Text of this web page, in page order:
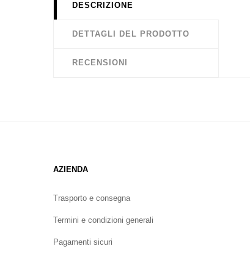
DESCRIZIONE
DETTAGLI DEL PRODOTTO
RECENSIONI
AZIENDA
Trasporto e consegna
Termini e condizioni generali
Pagamenti sicuri